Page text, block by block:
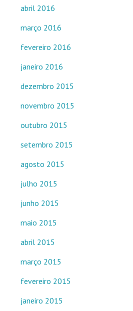
abril 2016
março 2016
fevereiro 2016
janeiro 2016
dezembro 2015
novembro 2015
outubro 2015
setembro 2015
agosto 2015
julho 2015
junho 2015
maio 2015
abril 2015
março 2015
fevereiro 2015
janeiro 2015